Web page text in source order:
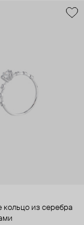
кольцо из серебра